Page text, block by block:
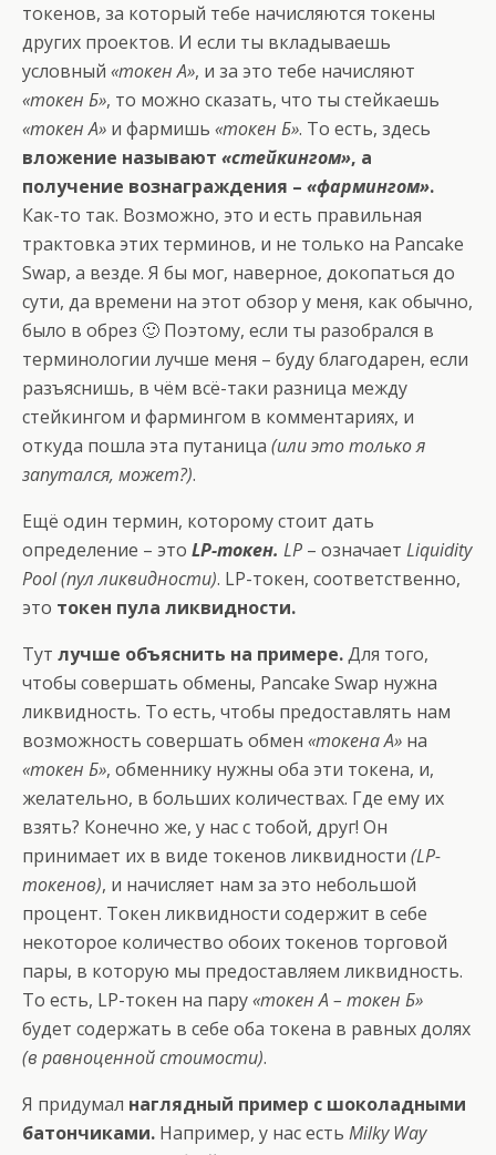
токенов, за который тебе начисляются токены
других проектов. И если ты вкладываешь
условный «токен А», и за это тебе начисляют
«токен Б», то можно сказать, что ты стейкаешь
«токен А» и фармишь «токен Б». То есть, здесь
вложение называют «стейкингом», а
получение вознаграждения – «фармингом».
Как-то так. Возможно, это и есть правильная
трактовка этих терминов, и не только на Pancake
Swap, а везде. Я бы мог, наверное, докопаться до
сути, да времени на этот обзор у меня, как обычно,
было в обрез 🙂 Поэтому, если ты разобрался в
терминологии лучше меня – буду благодарен, если
разъяснишь, в чём всё-таки разница между
стейкингом и фармингом в комментариях, и
откуда пошла эта путаница (или это только я
запутался, может?).
Ещё один термин, которому стоит дать
определение – это LP-токен. LP – означает Liquidity
Pool (пул ликвидности). LP-токен, соответственно,
это токен пула ликвидности.
Тут лучше объяснить на примере.Для того,
чтобы совершать обмены, Pancake Swap нужна
ликвидность. То есть, чтобы предоставлять нам
возможность совершать обмен «токена А» на
«токен Б», обменнику нужны оба эти токена, и,
желательно, в больших количествах. Где ему их
взять? Конечно же, у нас с тобой, друг! Он
принимает их в виде токенов ликвидности (LP-
токенов), и начисляет нам за это небольшой
процент. Токен ликвидности содержит в себе
некоторое количество обоих токенов торговой
пары, в которую мы предоставляем ликвидность.
То есть, LP-токен на пару«токен А – токен Б»
будет содержать в себе оба токена в равных долях
(в равноценной стоимости).
Я придумал наглядный пример с шоколадными
батончиками. Например, у нас есть Milky Way